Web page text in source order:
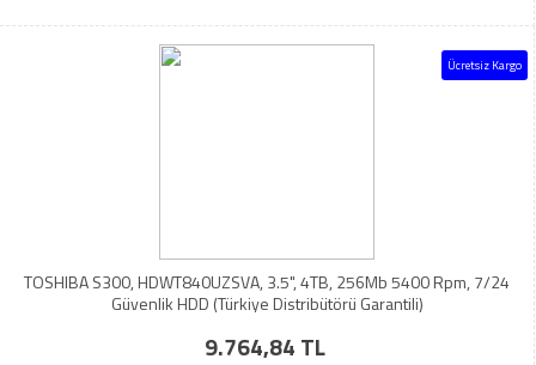
Ücretsiz Kargo
TOSHIBA S300, HDWT840UZSVA, 3.5", 4TB, 256Mb 5400 Rpm, 7/24
Güvenlik HDD (Türkiye Distribütörü Garantili)
9.764,84 TL